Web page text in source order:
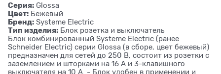
Серия: Glossa
Цвет: Бежевый
Бренд: Systeme Electric
Тип изделия: Блок розетка и выключатель
Блок комбинированный Systeme Electric (ранее
Schneider Electric) серии Glossa (в сборе, цвет бежевый)
предназначен для сетей до 250 В, состоит из розетки с
заземлением и шторками на 16 А и 3-клавишного
выключателя на 10 А. - Блок удобен в применении и